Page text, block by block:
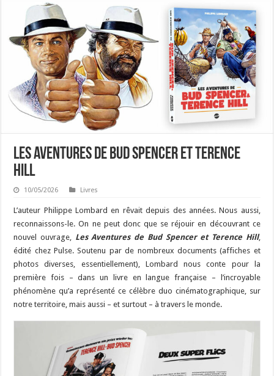
Les Aventures de Bud Spencer et Terence
Hill
10/05/2026 Livres
L’auteur Philippe Lombard en rêvait depuis des années. Nous aussi,
reconnaissons-le. On ne peut donc que se réjouir en découvrant ce
nouvel ouvrage, Les Aventures de Bud Spencer et Terence Hill,
édité chez Pulse. Soutenu par de nombreux documents (affiches et
photos diverses, essentiellement), Lombard nous conte pour la
première fois – dans un livre en langue française – l’incroyable
phénomène qu’a représenté ce célèbre duo cinématographique, sur
notre territoire, mais aussi – et surtout – à travers le monde.